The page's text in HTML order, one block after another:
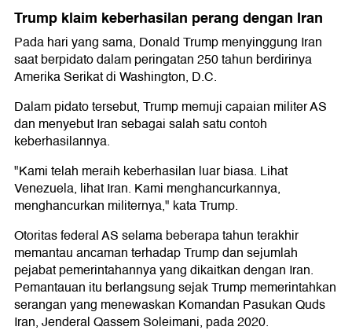
Trump klaim keberhasilan perang dengan Iran
Pada hari yang sama, Donald Trump menyinggung Iran
saat berpidato dalam peringatan 250 tahun berdirinya
Amerika Serikat di Washington, D.C.
Dalam pidato tersebut, Trump memuji capaian militer AS
dan menyebut Iran sebagai salah satu contoh
keberhasilannya.
"Kami telah meraih keberhasilan luar biasa. Lihat
Venezuela, lihat Iran. Kami menghancurkannya,
menghancurkan militernya," kata Trump.
Otoritas federal AS selama beberapa tahun terakhir
memantau ancaman terhadap Trump dan sejumlah
pejabat pemerintahannya yang dikaitkan dengan Iran.
Pemantauan itu berlangsung sejak Trump memerintahkan
serangan yang menewaskan Komandan Pasukan Quds
Iran, Jenderal Qassem Soleimani, pada 2020.